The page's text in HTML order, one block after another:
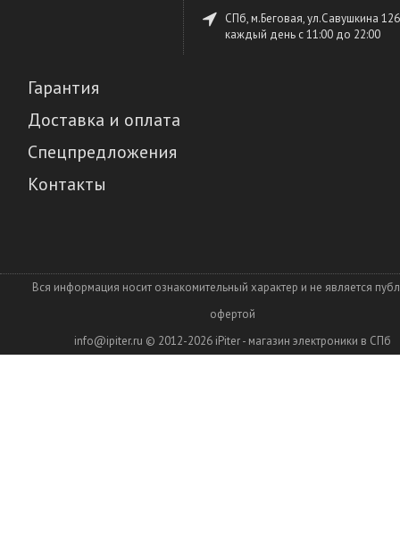
СПб, м.Беговая, ул.Савушкина
каждый день c 11:00 до 22:00
Гарантия
Доставка и оплата
Спецпредложения
Контакты
Вся информация носит ознакомительный характер и не является
офертой
info@ipiter.ru © 2012-2026 iPiter - магазин электроники в СПб